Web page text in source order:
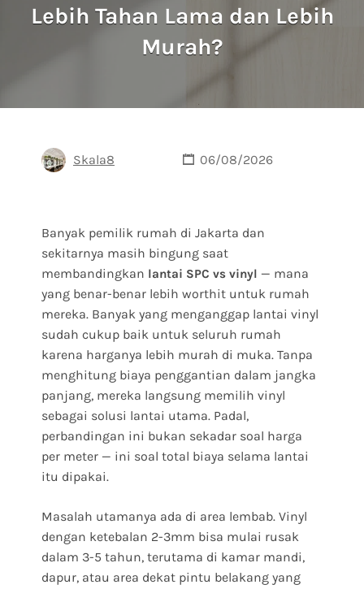
Lebih Tahan Lama dan Lebih
Murah?
Skala8 06/08/2026
Banyak pemilik rumah di Jakarta dan
sekitarnya masih bingung saat
membandingkan lantai SPC vs vinyl — mana
yang benar-benar lebih worthit untuk rumah
mereka. Banyak yang menganggap lantai vinyl
sudah cukup baik untuk seluruh rumah
karena harganya lebih murah di muka. Tanpa
menghitung biaya penggantian dalam jangka
panjang, mereka langsung memilih vinyl
sebagai solusi lantai utama. Padal,
perbandingan ini bukan sekadar soal harga
per meter — ini soal total biaya selama lantai
itu dipakai.
Masalah utamanya ada di area lembab. Vinyl
dengan ketebalan 2-3mm bisa mulai rusak
dalam 3-5 tahun, terutama di kamar mandi,
dapur, atau area dekat pintu belakang yang